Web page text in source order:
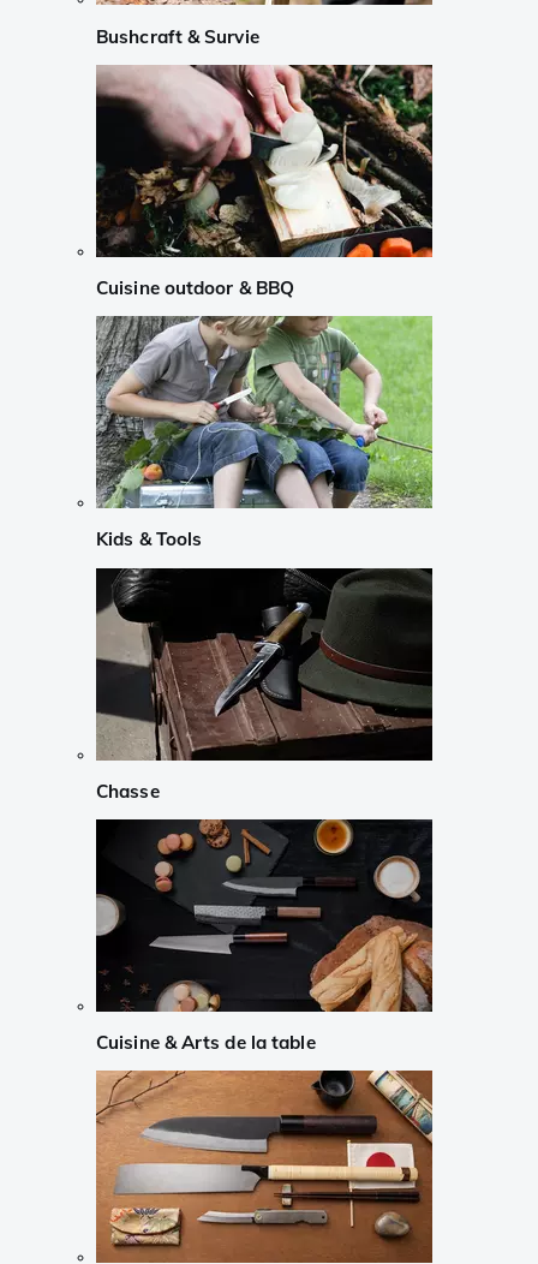
Bushcraft & Survie
Cuisine outdoor & BBQ
Kids & Tools
Chasse
Cuisine & Arts de la table